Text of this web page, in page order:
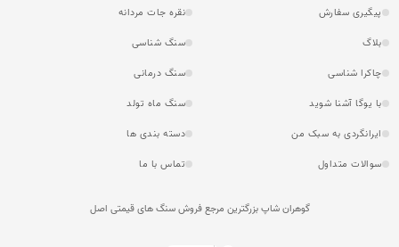
پیگیری سفارش
نقره جات مردانه
بلاگ
سنگ شناسی
چاکرا شناسی
سنگ درمانی
با یوگا آشنا شوید
سنگ ماه تولد
ایرانگردی به سبک من
دسته بندی ها
سوالات متداول
تماس با ما
گوهران شاپ بزرگترین مرجع فروش سنگ های قیمتی اصل